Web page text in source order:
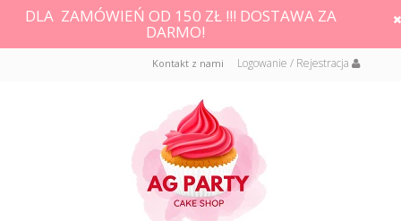
DLA ZAMÓWIEŃ OD 150 ZŁ !!! DOSTAWA ZA
DARMO!
Logowanie / Rejestracja
Kontakt z nami